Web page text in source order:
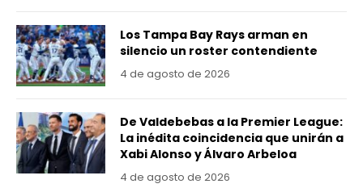
Los Tampa Bay Rays arman en
silencio un roster contendiente
4 de agosto de 2026
De Valdebebas a la Premier League:
La inédita coincidencia que unirán a
Xabi Alonso y Álvaro Arbeloa
4 de agosto de 2026